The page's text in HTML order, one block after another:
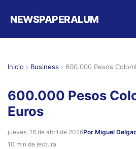
NEWSPAPERALUM
Inicio › Business › 600.000 Pesos
600.000 Pesos
Euros
jueves, 16 de abril de 2026Por Miguel
10 min de lectura